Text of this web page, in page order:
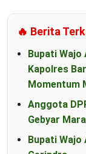
🔥 Berita
Bupati Wajo
Kapolres
Momentum
Anggota
Gebyar
Bupati Wajo